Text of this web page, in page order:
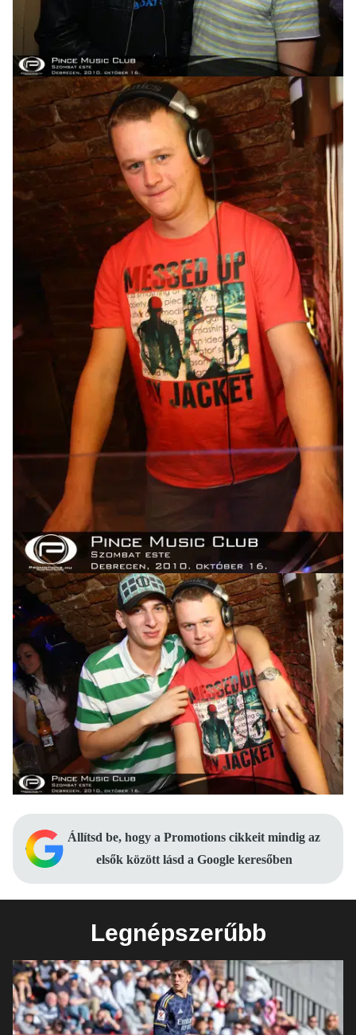
Állítsd be, hogy a Promotions cikkeit mindig az
elsők között lásd a Google keresőben
Legnépszerűbb